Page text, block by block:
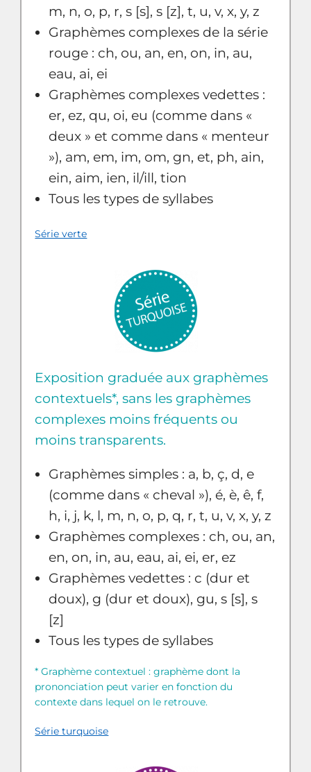
m, n, o, p, r, s [s], s [z], t, u, v, x, y, z
Graphèmes complexes de la série
rouge : ch, ou, an, en, on, in, au,
eau, ai, ei
Graphèmes complexes vedettes :
er, ez, qu, oi, eu (comme dans «
deux » et comme dans « menteur
»), am, em, im, om, gn, et, ph, ain,
ein, aim, ien, il/ill, tion
Tous les types de syllabes
Série verte
Exposition graduée aux graphèmes
contextuels*, sans les graphèmes
complexes moins fréquents ou
moins transparents.
Graphèmes simples : a, b, ç, d, e
(comme dans « cheval »), é, è, ê, f,
h, i, j, k, l, m, n, o, p, q, r, t, u, v, x, y, z
Graphèmes complexes : ch, ou, an,
en, on, in, au, eau, ai, ei, er, ez
Graphèmes vedettes : c (dur et
doux), g (dur et doux), gu, s [s], s
[z]
Tous les types de syllabes
* Graphème contextuel : graphème dont la
prononciation peut varier en fonction du
contexte dans lequel on le retrouve.
Série turquoise